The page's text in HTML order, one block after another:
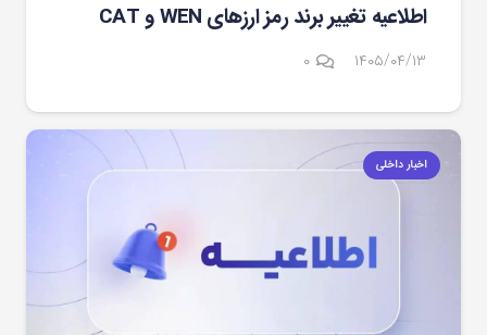
اطلاعیه تغییر برند رمز ارزهای WEN و CAT
۱۴۰۵/۰۴/۱۳ ۰
اخبار داخلی